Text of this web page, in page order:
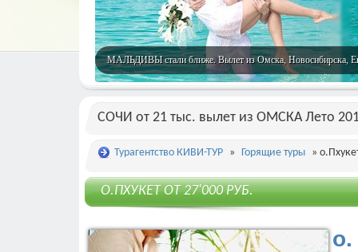
МАЛЬДИВЫ стали ближе. Вылет из Омска, Новосибирска,
СОЧИ от 21 тыс. вылет из ОМСКА Лето
Турагентство КИВИ-ТУР » Горящие туры »
О.ПХУКЕТ ОТ 27'000 РУБ.
о.